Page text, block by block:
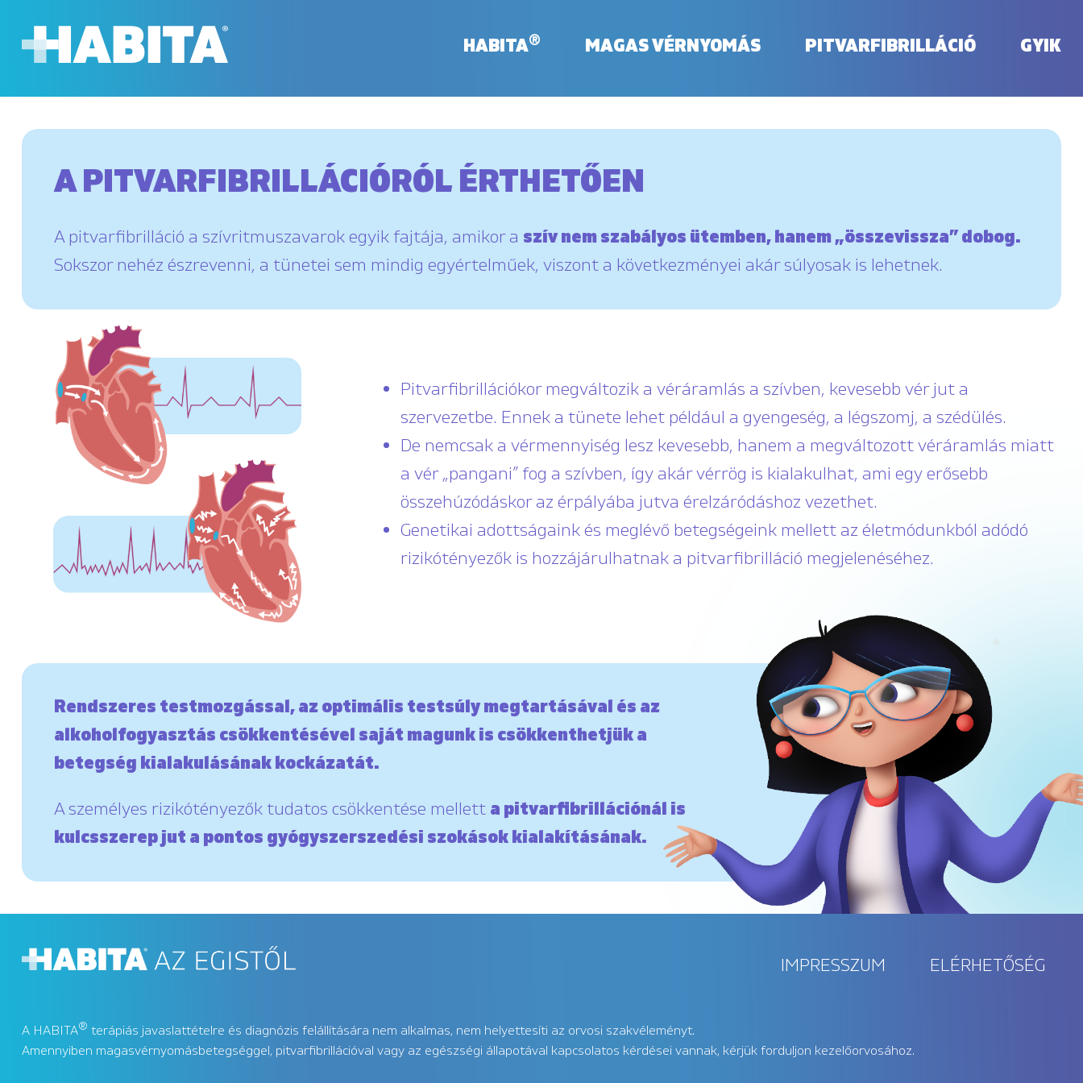
HABITA® MAGAS VÉRNYOMÁS PITVARFIBRILLÁCIÓ GYIK
A PITVARFIBRILLÁCIÓRÓL ÉRTHETŐEN
A pitvarfibrilláció a szívritmuszavarok egyik fajtája, amikor a szív nem szabályos ütemben, hanem „összevissza” dobog.
Sokszor nehéz észrevenni, a tünetei sem mindig egyértelműek, viszont a következményei akár súlyosak is lehetnek.
Pitvarfibrillációkor megváltozik a véráramlás a szívben, kevesebb vér jut a
szervezetbe. Ennek a tünete lehet például a gyengeség, a légszomj, a szédülés.
De nemcsak a vérmennyiség lesz kevesebb, hanem a megváltozott véráramlás miatt
a vér „pangani” fog a szívben, így akár vérrög is kialakulhat, ami egy erősebb
összehúzódáskor az érpályába jutva érelzáródáshoz vezethet.
Genetikai adottságaink és meglévő betegségeink mellett az életmódunkból adódó
rizikótényezők is hozzájárulhatnak a pitvarfibrilláció megjelenéséhez.
Rendszeres testmozgással, az optimális testsúly megtartásával és az
alkoholfogyasztás csökkentésével saját magunk is csökkenthetjük a
betegség kialakulásának kockázatát.
A személyes rizikótényezők tudatos csökkentése mellett a pitvarfibrillációnál is
kulcsszerep jut a pontos gyógyszerszedési szokások kialakításának.
IMPRESSZUM ELÉRHETŐSÉG
A HABITA® terápiás javaslattételre és diagnózis felállítására nem alkalmas, nem helyettesíti az orvosi szakvéleményt.
Amennyiben magasvérnyomásbetegséggel, pitvarfibrillációval vagy az egészségi állapotával kapcsolatos kérdései vannak, kérjük forduljon kezelőorvosához.